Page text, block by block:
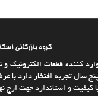
گروه بازرگانی
كننده قطعات الکترونیک و
سال تجربه افتخار دارد با
كیفیت و استاندارد جهت ارج